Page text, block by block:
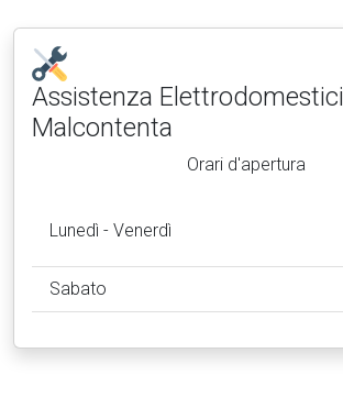
Assistenza Elettrodomestici
Malcontenta
Orari d'apertura
Lunedì - Venerdì
Sabato